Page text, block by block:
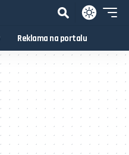
Reklama na portalu